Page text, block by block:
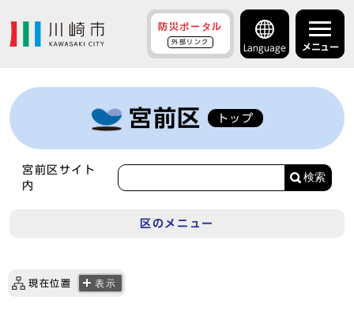
防災ポータル
外部リンク
Language メニュー
宮前区 トップ
宮前区サイト
内
検索
区のメニュー
現在位置 表示